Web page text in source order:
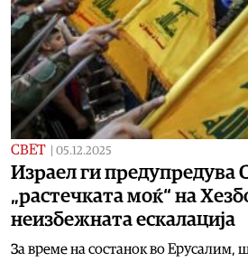
СВЕТ 05.12.2025
Израел ги предупредува
„растечката моќ“ на
неизбежната ескалација
За време на состанок во Ерусалим,